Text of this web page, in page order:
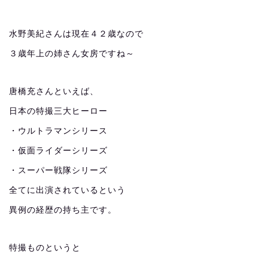
水野美紀さんは現在４２歳なので
３歳年上の姉さん女房ですね～
唐橋充さんといえば、
日本の特撮三大ヒーロー
・ウルトラマンシリース
・仮面ライダーシリーズ
・スーパー戦隊シリーズ
全てに出演されているという
異例の経歴の持ち主です。
特撮ものというと